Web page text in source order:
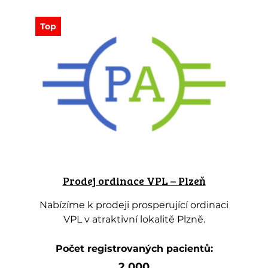
Top
Prodej ordinace VPL – Plzeň
Nabízíme k prodeji prosperující ordinaci
VPL v atraktivní lokalitě Plzně.
Počet registrovaných pacientů: